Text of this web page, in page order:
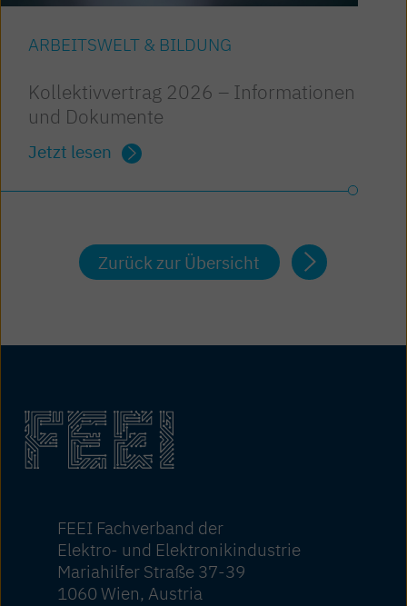
ARBEITSWELT & BILDUNG
Kollektivvertrag 2026 – Informationen
und Dokumente
Jetzt lesen
Zurück zur Übersicht
FEEI Fachverband der
Elektro- und Elektronikindustrie
Mariahilfer Straße 37-39
1060 Wien, Austria